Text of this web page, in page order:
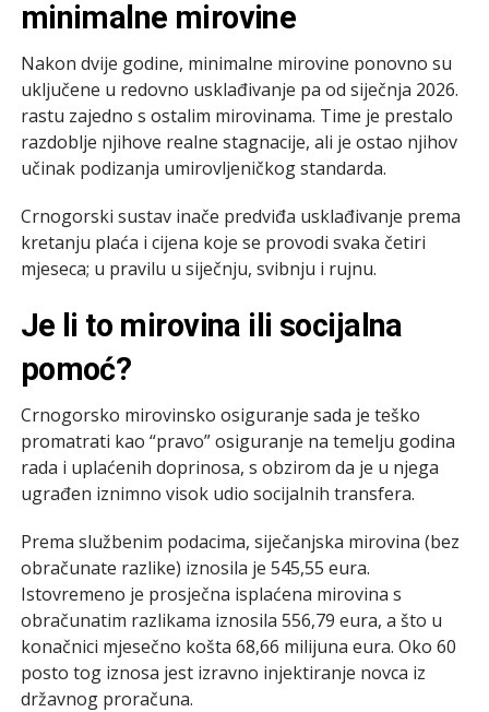
minimalne mirovine
Nakon dvije godine, minimalne mirovine ponovno su
uključene u redovno usklađivanje pa od siječnja 2026.
rastu zajedno s ostalim mirovinama. Time je prestalo
razdoblje njihove realne stagnacije, ali je ostao njihov
učinak podizanja umirovljeničkog standarda.
Crnogorski sustav inače predviđa usklađivanje prema
kretanju plaća i cijena koje se provodi svaka četiri
mjeseca; u pravilu u siječnju, svibnju i rujnu.
Je li to mirovina ili socijalna
pomoć?
Crnogorsko mirovinsko osiguranje sada je teško
promatrati kao “pravo” osiguranje na temelju godina
rada i uplaćenih doprinosa, s obzirom da je u njega
ugrađen iznimno visok udio socijalnih transfera.
Prema službenim podacima, siječanjska mirovina (bez
obračunate razlike) iznosila je 545,55 eura.
Istovremeno je prosječna isplaćena mirovina s
obračunatim razlikama iznosila 556,79 eura, a što u
konačnici mjesečno košta 68,66 milijuna eura. Oko 60
posto tog iznosa jest izravno injektiranje novca iz
državnog proračuna.